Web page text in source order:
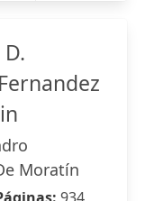
Moratín